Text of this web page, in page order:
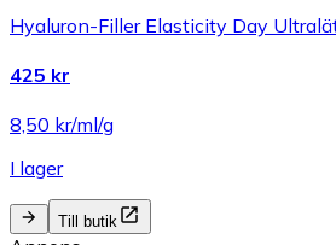
Hyaluron-Filler Elasticity Day
425 kr
8,50 kr/ml/g
I lager
Till butik